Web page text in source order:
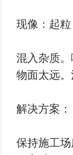
现像：起粒
混入杂质
物面太远
解决方案：
保持施工